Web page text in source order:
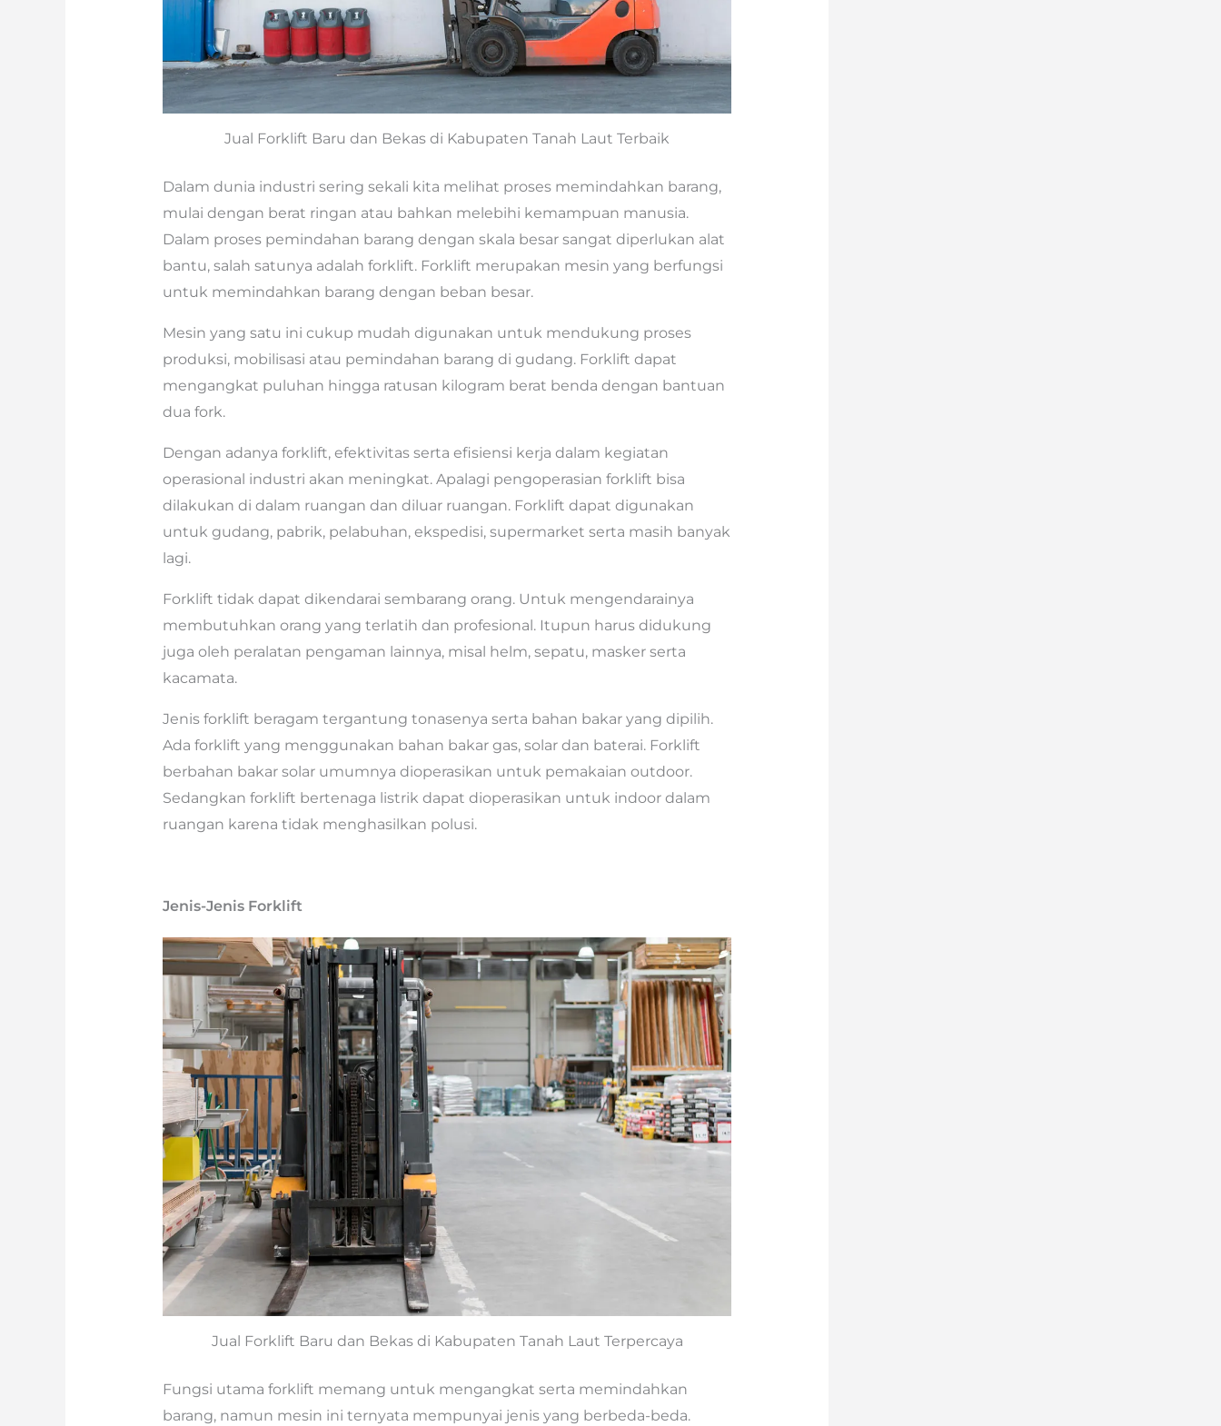
Jual Forklift Baru dan Bekas di Kabupaten Tanah Laut Terbaik
Dalam dunia industri sering sekali kita melihat proses memindahkan barang,
mulai dengan berat ringan atau bahkan melebihi kemampuan manusia.
Dalam proses pemindahan barang dengan skala besar sangat diperlukan alat
bantu, salah satunya adalah forklift. Forklift merupakan mesin yang berfungsi
untuk memindahkan barang dengan beban besar.
Mesin yang satu ini cukup mudah digunakan untuk mendukung proses
produksi, mobilisasi atau pemindahan barang di gudang. Forklift dapat
mengangkat puluhan hingga ratusan kilogram berat benda dengan bantuan
dua fork.
Dengan adanya forklift, efektivitas serta efisiensi kerja dalam kegiatan
operasional industri akan meningkat. Apalagi pengoperasian forklift bisa
dilakukan di dalam ruangan dan diluar ruangan. Forklift dapat digunakan
untuk gudang, pabrik, pelabuhan, ekspedisi, supermarket serta masih banyak
lagi.
Forklift tidak dapat dikendarai sembarang orang. Untuk mengendarainya
membutuhkan orang yang terlatih dan profesional. Itupun harus didukung
juga oleh peralatan pengaman lainnya, misal helm, sepatu, masker serta
kacamata.
Jenis forklift beragam tergantung tonasenya serta bahan bakar yang dipilih.
Ada forklift yang menggunakan bahan bakar gas, solar dan baterai. Forklift
berbahan bakar solar umumnya dioperasikan untuk pemakaian outdoor.
Sedangkan forklift bertenaga listrik dapat dioperasikan untuk indoor dalam
ruangan karena tidak menghasilkan polusi.
Jenis-Jenis Forklift
Jual Forklift Baru dan Bekas di Kabupaten Tanah Laut Terpercaya
Fungsi utama forklift memang untuk mengangkat serta memindahkan
barang, namun mesin ini ternyata mempunyai jenis yang berbeda-beda.